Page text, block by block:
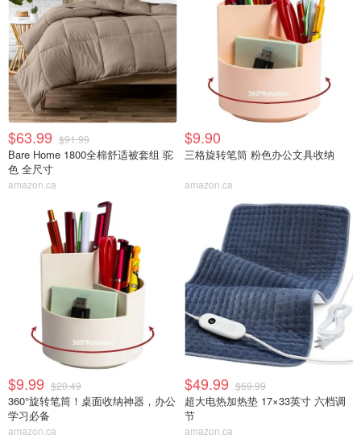
$63.99 $91.99
Bare Home 1800全棉舒适被套组 驼
色 全尺寸
amazon.ca
$9.90
三格旋转笔筒 粉色办公文具收纳
amazon.ca
$9.99 $20.49
360°旋转笔筒！桌面收纳神器，办公
学习必备
amazon.ca
$49.99 $69.99
超大电热加热垫 17×33英寸 六档调
节
amazon.ca